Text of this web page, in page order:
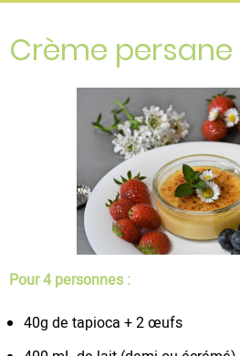
Crème persane
Pour 4 personnes :
40g de tapioca + 2 œufs